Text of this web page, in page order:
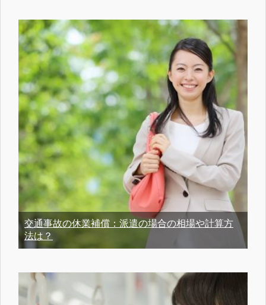
交通事故の休業補償：派遣の場合の相場や計算方
法は？